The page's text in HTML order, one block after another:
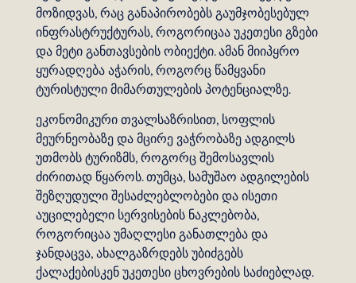
მოზიდვას, რაც განაპირობებს გაუმჯობესებულ
ინფრასტრუქტურას, როგორიცაა უკეთესი გზები
და მეტი განთავსების ობიექტი. ამან მიიპყრო
ყურადღება აჭარის, როგორც წამყვანი
ტურისტული მიმართულების პოტენციალზე.
ეკონომიკური თვალსაზრისით, სოფლის
მეურნეობაზე და მცირე ვაჭრობაზე ადგილს
უთმობს ტურიზმს, როგორც შემოსავლის
ძირითად წყაროს. თუმცა, სამუშაო ადგილების
შეზღუდული შესაძლებლობები და ისეთი
აუცილებელი სერვისების ნაკლებობა,
როგორიცაა უმაღლესი განათლება და
ჯანდაცვა, ახალგაზრდებს უბიძგებს
ქალაქებისკენ უკეთესი ცხოვრების საძიებლად.